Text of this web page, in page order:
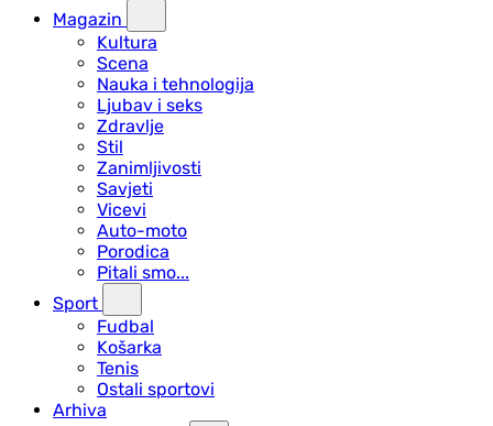
Magazin
Kultura
Scena
Nauka i tehnologija
Ljubav i seks
Zdravlje
Stil
Zanimljivosti
Savjeti
Vicevi
Auto-moto
Porodica
Pitali smo...
Sport
Fudbal
Košarka
Tenis
Ostali sportovi
Arhiva